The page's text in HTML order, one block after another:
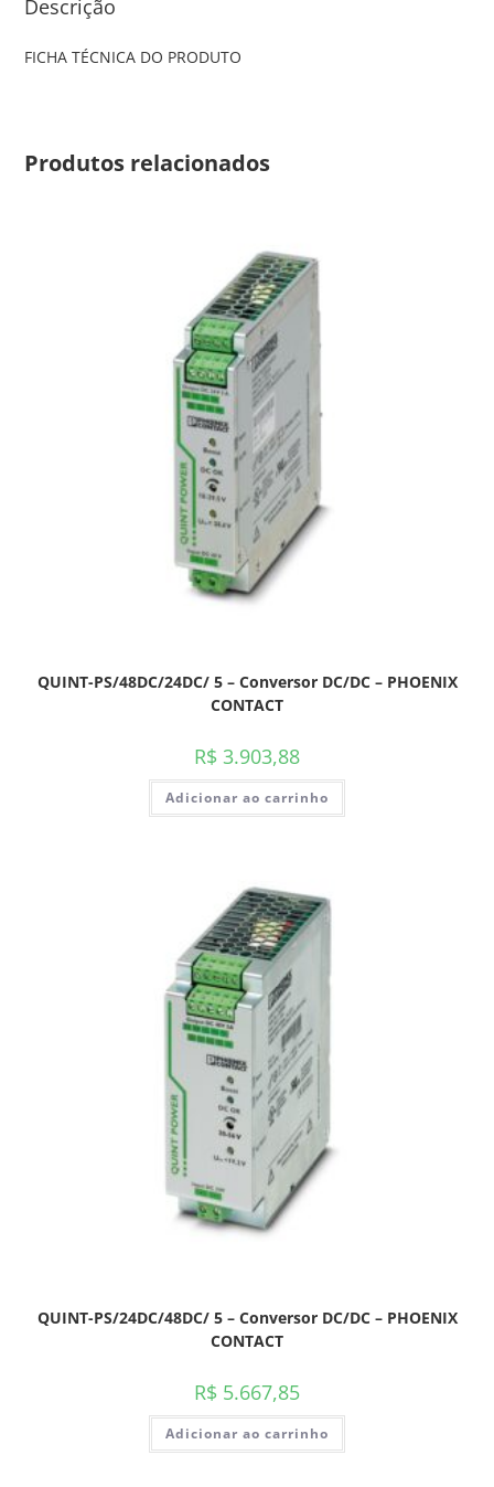
Descrição
FICHA TÉCNICA DO PRODUTO
Produtos relacionados
QUINT-PS/48DC/24DC/ 5 – Conversor DC/DC – PHOENIX
CONTACT
R$ 3.903,88
Adicionar ao carrinho
QUINT-PS/24DC/48DC/ 5 – Conversor DC/DC – PHOENIX
CONTACT
R$ 5.667,85
Adicionar ao carrinho